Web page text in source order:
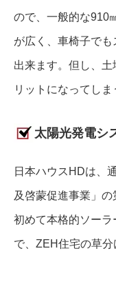
ので、一般的な910
が広く、車椅子で
出来ます。但し、
リットになってしま
太陽光発電シ
日本ハウスHDは、
及啓蒙促進事業」
初めて本格的ソー
で、ZEH住宅の草分